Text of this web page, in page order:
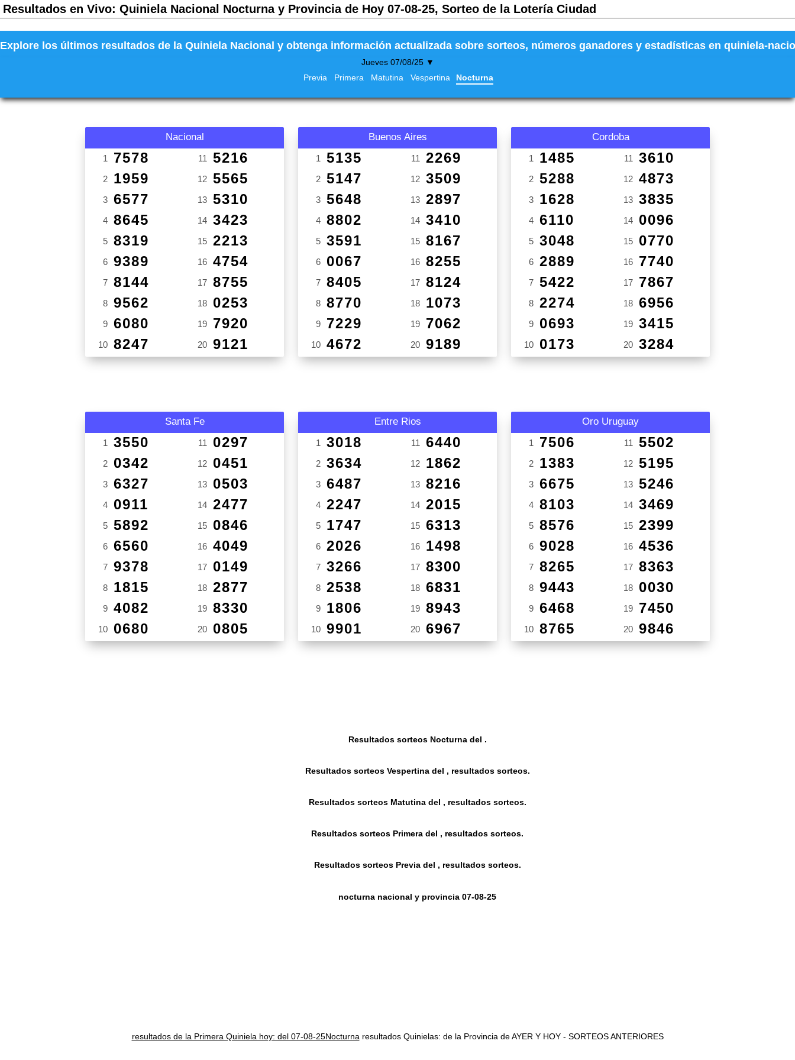
Resultados en Vivo: Quiniela Nacional Nocturna y Provincia de Hoy 07-08-25, Sorteo de la Lotería Ciudad
Explore los últimos resultados de la Quiniela Nacional y obtenga información actualizada sobre sorteos, números ganadores y estadísticas en quiniela-
Jueves 07/08/25 ▼
Previa
Primera Matutina Vespertina Nocturna
Nacional
1 7578
2 1959
3 6577
4 8645
5 8319
6 9389
7 8144
8 9562
9 6080
10 8247
11 5216
12 5565
13 5310
14 3423
15 2213
16 4754
17 8755
18 0253
19 7920
20 9121
Buenos Aires
1 5135
2 5147
3 5648
4 8802
5 3591
6 0067
7 8405
8 8770
9 7229
10 4672
11 2269
12 3509
13 2897
14 3410
15 8167
16 8255
17 8124
18 1073
19 7062
20 9189
Cordoba
1 1485
2 5288
3 1628
4 6110
5 3048
6 2889
7 5422
8 2274
9 0693
10 0173
11 3610
12 4873
13 3835
14 0096
15 0770
16 7740
17 7867
18 6956
19 3415
20 3284
Santa Fe
1 3550
2 0342
3 6327
4 0911
5 5892
6 6560
7 9378
8 1815
9 4082
10 0680
11 0297
12 0451
13 0503
14 2477
15 0846
16 4049
17 0149
18 2877
19 8330
20 0805
Entre Rios
1 3018
2 3634
3 6487
4 2247
5 1747
6 2026
7 3266
8 2538
9 1806
10 9901
11 6440
12 1862
13 8216
14 2015
15 6313
16 1498
17 8300
18 6831
19 8943
20 6967
Oro Uruguay
1 7506
2 1383
3 6675
4 8103
5 8576
6 9028
7 8265
8 9443
9 6468
10 8765
11 5502
12 5195
13 5246
14 3469
15 2399
16 4536
17 8363
18 0030
19 7450
20 9846
Resultados sorteos Nocturna del .
Resultados sorteos Vespertina del , resultados sorteos.
Resultados sorteos Matutina del , resultados sorteos.
Resultados sorteos Primera del , resultados sorteos.
Resultados sorteos Previa del , resultados sorteos.
nocturna nacional y provincia 07-08-25
resultados de la Primera Quiniela hoy: del 07-08-25Nocturna resultados Quinielas: de la Provincia de AYER Y HOY - SORTEOS ANTERIORES